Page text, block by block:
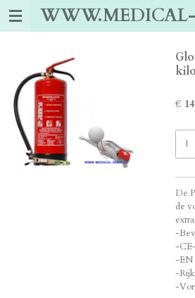
Ga
hoofdinhoud
kilo
€
De
de
-
-
-EN
-
-